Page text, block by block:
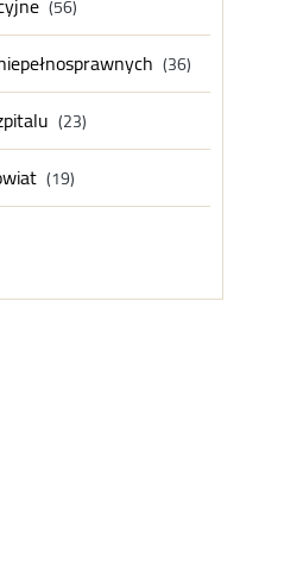
(56)
(36)
(23)
(19)